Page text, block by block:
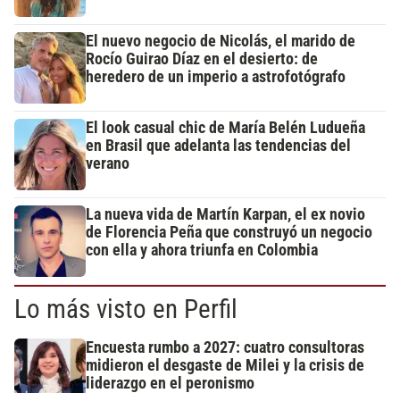
El nuevo negocio de Nicolás, el marido de
Rocío Guirao Díaz en el desierto: de
heredero de un imperio a astrofotógrafo
El look casual chic de María Belén Ludueña
en Brasil que adelanta las tendencias del
verano
La nueva vida de Martín Karpan, el ex novio
de Florencia Peña que construyó un negocio
con ella y ahora triunfa en Colombia
Lo más visto en Perfil
Encuesta rumbo a 2027: cuatro consultoras
midieron el desgaste de Milei y la crisis de
liderazgo en el peronismo